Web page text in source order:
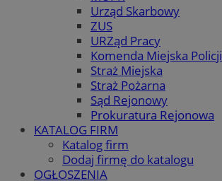
Urząd Skarbowy
ZUS
URZąd Pracy
Komenda Miejska Policji
Straż Miejska
Straż Pożarna
Sąd Rejonowy
Prokuratura Rejonowa
KATALOG FIRM
Katalog firm
Dodaj firmę do katalogu
OGŁOSZENIA